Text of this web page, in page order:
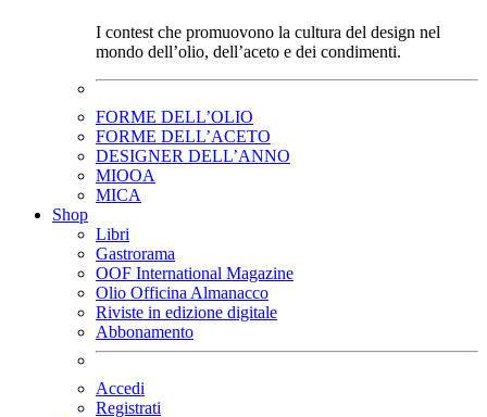
I contest che promuovono la cultura del design nel
mondo dell’olio, dell’aceto e dei condimenti.
FORME DELL’OLIO
FORME DELL’ACETO
DESIGNER DELL’ANNO
MIOOA
MICA
Shop
Libri
Gastrorama
OOF International Magazine
Olio Officina Almanacco
Riviste in edizione digitale
Abbonamento
Accedi
Registrati